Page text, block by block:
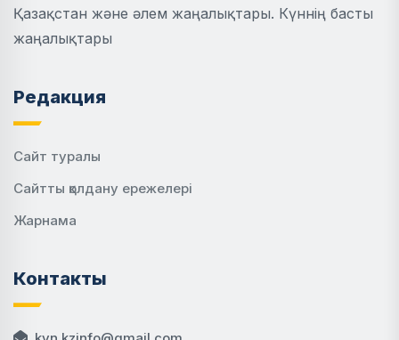
Қазақстан және әлем жаңалықтары. Күннің басты
жаңалықтары
Редакция
Сайт туралы
Сайтты қолдану ережелері
Жарнама
Контакты